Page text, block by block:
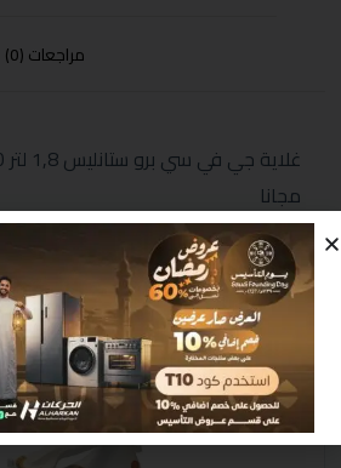
مراجعات (0)
مجانا
منتجات مشابهة